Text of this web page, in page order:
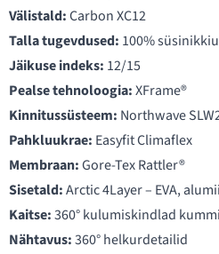
Välistald:Carbon XC12
Talla tugevdused: 100%
Jäikuse indeks: 12/15
Pealse tehnoloogia:XFrame®
Kinnitussüsteem: Northwave
Pahkluukrae: Easyfit Climaflex
Membraan:Gore-Tex Rattler®
Sisetald:Arctic 4Layer – EVA,
Kaitse:360° kulumiskindlad
Nähtavus:360° helkurdetailid